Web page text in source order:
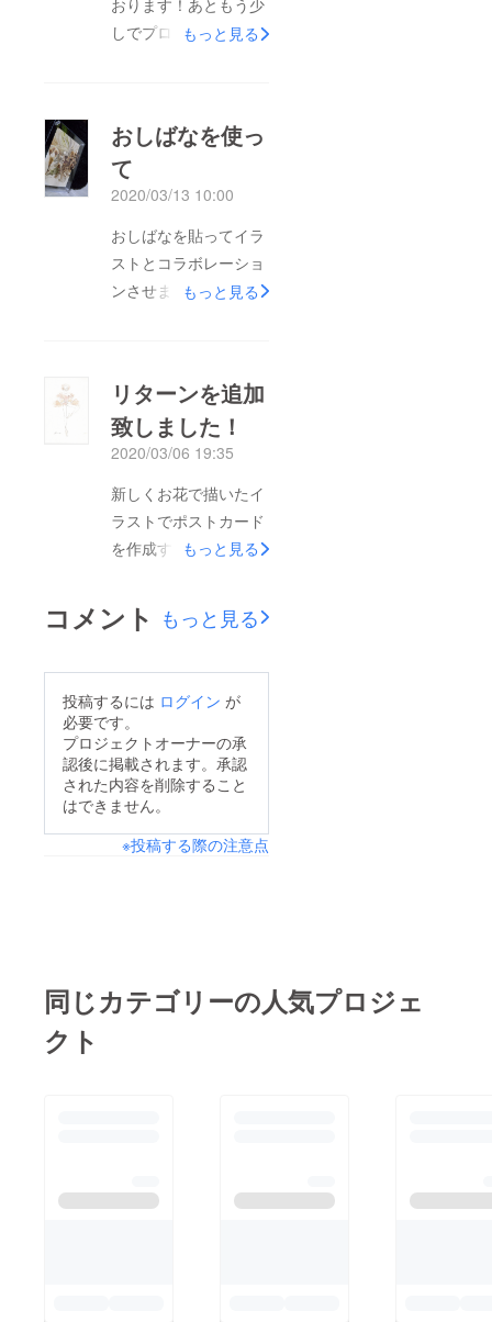
おります！あともう少
しでプロジェクトが終
ています。使ったお花
は無駄にすることはあ
りません！是非ご支援
お願い致します。
もっと見る
おしばなを使っ
て
2020/03/13 10:00
おしばなを貼ってイラ
ストとコラボレーショ
ンさせました。夏の間
た。イラストの着色に
もカーネーションやあ
じさい、コスモス等を
使っています。この展
示では額はクリアなも
のが良いのではないか
と思い額に入れてみま
もっと見る
リターンを追加
致しました！
2020/03/06 19:35
新しくお花で描いたイ
ラストでポストカード
を作成するので、そち
しました！
もっと見る
コメント もっと見る
投稿するには ログイン が
必要です。
プロジェクトオーナーの承
認後に掲載されます。承認
された内容を削除すること
はできません。
※投稿する際の注意点
同じカテゴリーの人気プロジェ
クト